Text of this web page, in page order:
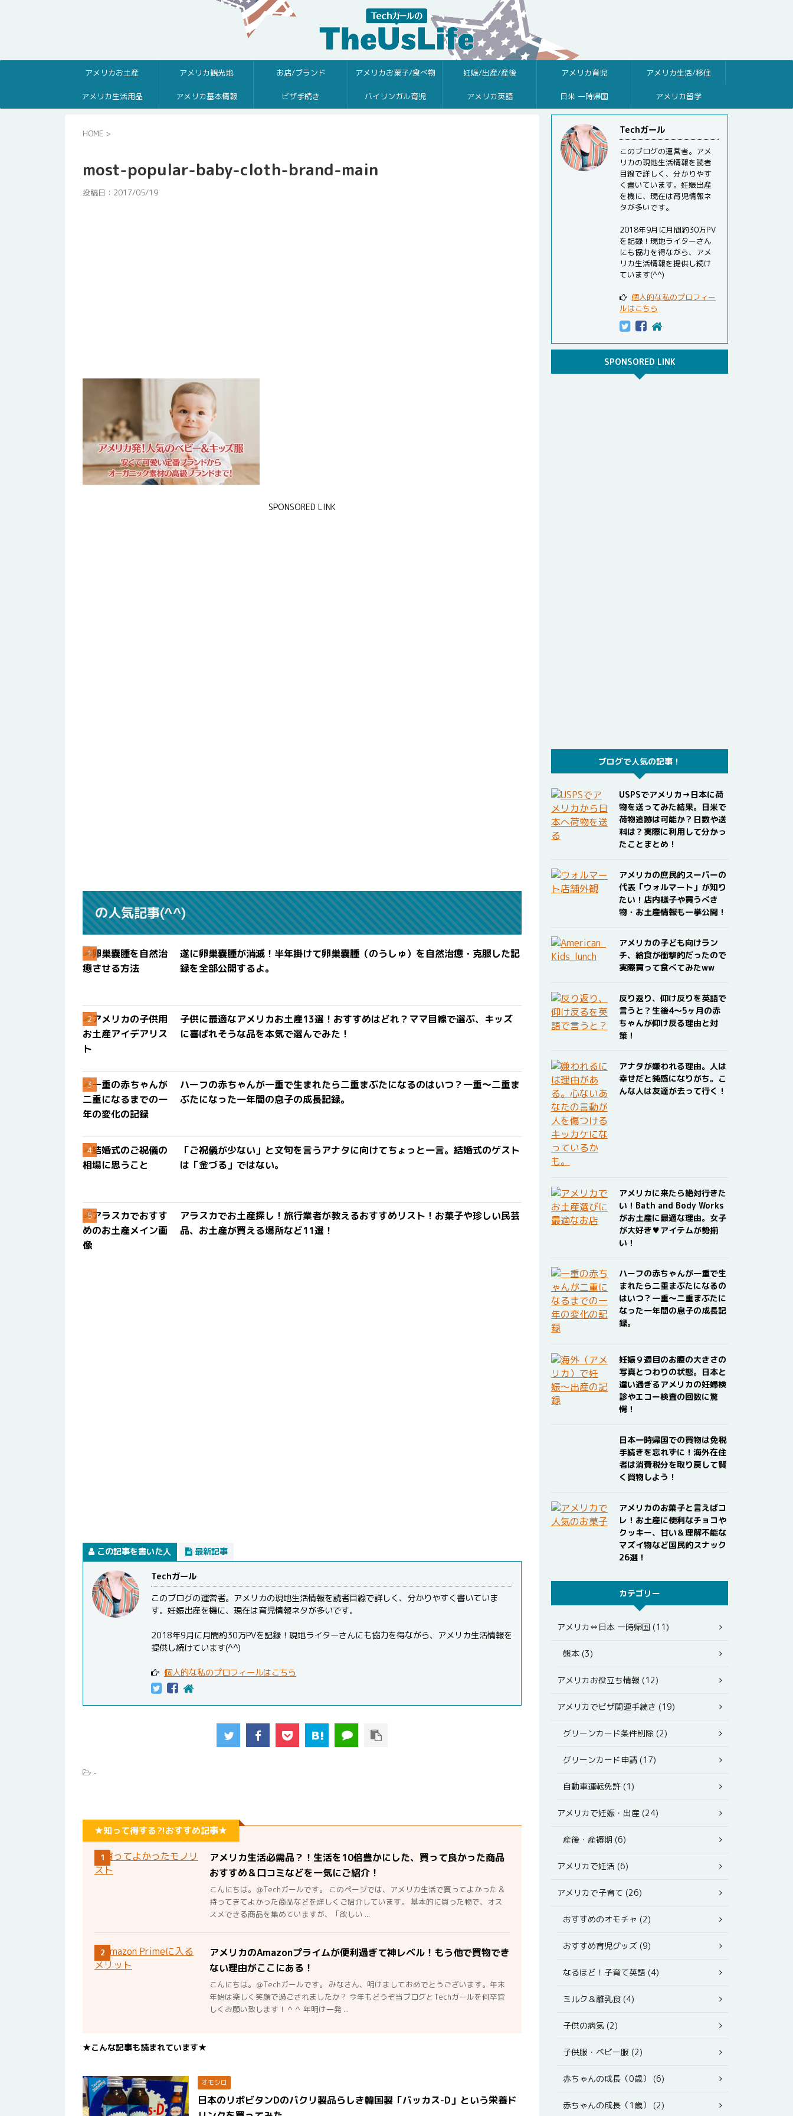
アメリカお土産 アメリカ観光地 お店/ブランド アメリカお菓子/食べ物 妊娠/出産/産後 アメリカ育児 アメリカ生活/移住
アメリカ生活用品 アメリカ基本情報 ビザ手続き バイリンガル育児 アメリカ英語 日米 一時帰国 アメリカ留学
HOME >
most-popular-baby-cloth-brand-main
投稿日： 2017/05/19
SPONSORED LINK
の人気記事(^^)
遂に卵巣嚢腫が消滅！半年掛けて卵巣嚢腫（のうしゅ）を自然治癒・克服した記
録を全部公開するよ。
子供に最適なアメリカお土産13選！おすすめはどれ？ママ目線で選ぶ、キッズ
に喜ばれそうな品を本気で選んでみた！
ハーフの赤ちゃんが一重で生まれたら二重まぶたになるのはいつ？一重〜二重ま
ぶたになった一年間の息子の成長記録。
「ご祝儀が少ない」と文句を言うアナタに向けてちょっと一言。結婚式のゲスト
は「金づる」ではない。
アラスカでお土産探し！旅行業者が教えるおすすめリスト！お菓子や珍しい民芸
品、お土産が買える場所など11選！
この記事を書いた人 最新記事
Techガール
このブログの運営者。アメリカの現地生活情報を読者目線で詳しく、分かりやすく書いていま
す。妊娠出産を機に、現在は育児情報ネタが多いです。
2018年9月に月間約30万PVを記録！現地ライターさんにも協力を得ながら、アメリカ生活情報を
提供し続けています(^^)
個人的な私のプロフィールはこちら
-
★知って得する?!おすすめ記事★
1
アメリカ生活必需品？！生活を10倍豊かにした、買って良かった商品
おすすめ＆口コミなどを一気にご紹介！
こんにちは。＠Techガールです。 このページでは、アメリカ生活で買ってよかった＆
持ってきてよかった商品などを詳しくご紹介しています。 基本的に買った物で、オス
スメできる商品を集めていますが、「欲しい ...
2
アメリカのAmazonプライムが便利過ぎて神レベル！もう他で買物でき
ない理由がここにある！
こんにちは。＠Techガールです。 みなさん、明けましておめでとうございます。年末
年始は楽しく笑顔で過ごされましたか？ 今年もどうぞ当ブログとTechガールを何卒宜
しくお願い致します！＾＾ 年明け一発 ...
★こんな記事も読まれています★
オモシロ
日本のリポビタンDのパクリ製品らしき韓国製「バッカス-D」という栄養ド
Techガール
このブログの運営者。アメ
リカの現地生活情報を読者
目線で詳しく、分かりやす
く書いています。妊娠出産
を機に、現在は育児情報ネ
タが多いです。
2018年9月に月間約30万PV
を記録！現地ライターさん
にも協力を得ながら、アメ
リカ生活情報を提供し続け
ています(^^)
個人的な私のプロフィー
ルはこちら
SPONSORED LINK
ブログで人気の記事！
USPSでアメリカ→日本に荷
物を送ってみた結果。日米で
荷物追跡は可能か？日数や送
料は？実際に利用して分かっ
たことまとめ！
アメリカの庶民的スーパーの
代表「ウォルマート」が知り
たい！店内様子や買うべき
物・お土産情報も一挙公開！
アメリカの子ども向けラン
チ、給食が衝撃的だったので
実際買って食べてみたww
反り返り、仰け反りを英語で
言うと？生後4〜5ヶ月の赤
ちゃんが仰け反る理由と対
策！
アナタが嫌われる理由。人は
幸せだと鈍感になりがち。こ
んな人は友達が去って行く！
アメリカに来たら絶対行きた
い！Bath and Body Works
がお土産に最適な理由。女子
が大好き♥アイテムが勢揃
い！
ハーフの赤ちゃんが一重で生
まれたら二重まぶたになるの
はいつ？一重〜二重まぶたに
なった一年間の息子の成長記
録。
妊娠９週目のお腹の大きさの
写真とつわりの状態。日本と
違い過ぎるアメリカの妊婦検
診やエコー検査の回数に驚
愕！
日本一時帰国での買物は免税
手続きを忘れずに！海外在住
者は消費税分を取り戻して賢
く買物しよう！
アメリカのお菓子と言えばコ
レ！お土産に便利なチョコや
クッキー、甘い＆理解不能な
マズイ物など国民的スナック
26選！
カテゴリー
アメリカ⇔日本 一時帰国 (11)
熊本 (3)
アメリカお役立ち情報 (12)
アメリカでビザ関連手続き (19)
グリーンカード条件削除 (2)
グリーンカード申請 (17)
自動車運転免許 (1)
アメリカで妊娠・出産 (24)
産後・産褥期 (6)
アメリカで妊活 (6)
アメリカで子育て (26)
おすすめのオモチャ (2)
おすすめ育児グッズ (9)
なるほど！子育て英語 (4)
ミルク＆離乳食 (4)
子供の病気 (2)
子供服・ベビー服 (2)
赤ちゃんの成長（0歳） (6)
赤ちゃんの成長（1歳） (2)